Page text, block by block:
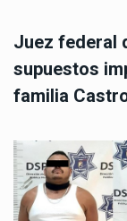
Juez federal
supuestos
familia